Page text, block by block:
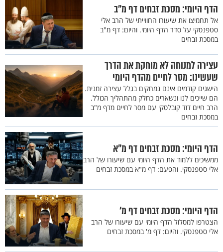
הדף היומי: מסכת זבחים דף מ"ב
אל תחמיצו את שיעורו החווייתי של הרב אלי
סטפנסקי על סדר הדף היומי. והיום: דף מ"ב
במסכת זבחים
עצירה למנוחה לא מוחקת את הדרך
שעשינו: מסר לחיים מהדף היומי
הישגים קודמים אינם נמחקים בגלל עצירה זמנית.
הם שייכים לנו ונשארים כחלק מהתהליך הכולל.
הרב חיים דוד קובלסקי עם מסר לחיים מדף מ"ב
במסכת זבחים
הדף היומי: מסכת זבחים דף מ"א
ממשיכים ללמוד את הדף היומי עם שיעורו של הרב
אלי סטפנסקי. והפעם: דף מ"א במסכת זבחים
הדף היומי: מסכת זבחים דף מ'
הצטרפו למסלול הדף היומי עם שיעורו של הרב
אלי סטפנסקי. והיום: דף מ' במסכת זבחים